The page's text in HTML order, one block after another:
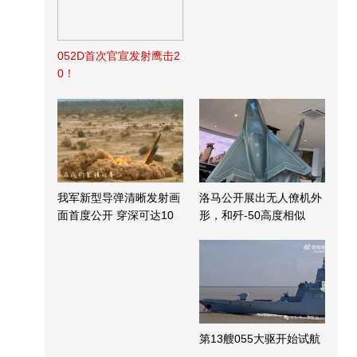
052D首次官宣发射鹰击2
0！
我军新型导弹清晰发射画
面首度公开 穿深可达10
洛马公开展出无人僚机外
形，和歼-50高度相似
第13艘055大驱开始试航